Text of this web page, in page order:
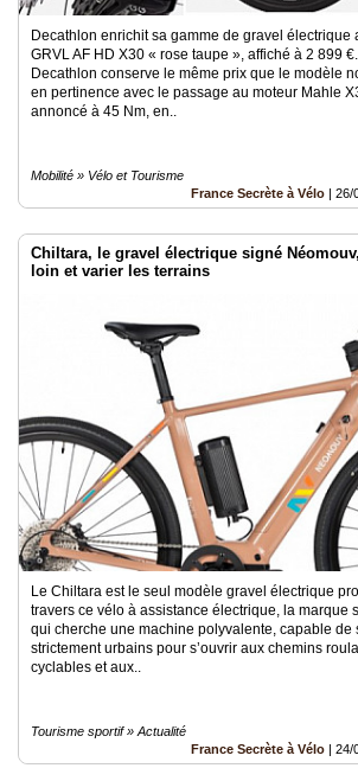
Decathlon enrichit sa gamme de gravel électrique
GRVL AF HD X30 « rose taupe », affiché à 2 899
Decathlon conserve le même prix que le modèle
en pertinence avec le passage au moteur Mahle
annoncé à 45 Nm, en..
Mobilité » Vélo et Tourisme
France Secrète à Vélo | 26/
Chiltara, le gravel électrique signé
loin et varier les terrains
Le Chiltara est le seul modèle gravel électrique
travers ce vélo à assistance électrique, la marque
qui cherche une machine polyvalente, capable de
strictement urbains pour s’ouvrir aux chemins
cyclables et aux..
Tourisme sportif » Actualité
France Secrète à Vélo | 24/